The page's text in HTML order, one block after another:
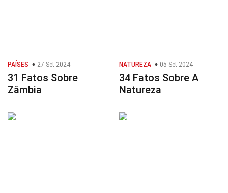
PAÍSES 27 Set 2024
31 Fatos Sobre
Zâmbia
NATUREZA 05 Set 2024
34 Fatos Sobre A
Natureza